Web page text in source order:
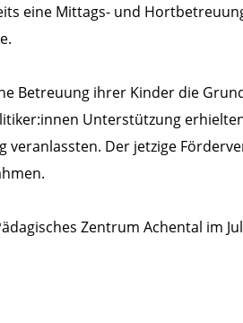
eine Mittags- und
Betreuung ihrer Kinder die
Unterstützung
Der jetzige
Zentrum Achental im